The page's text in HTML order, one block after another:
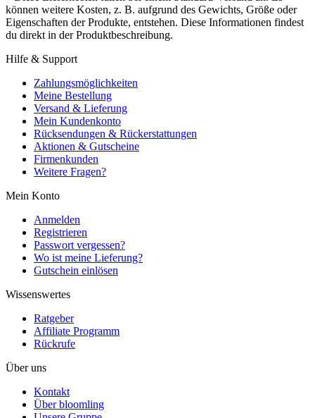
können weitere Kosten, z. B. aufgrund des Gewichts, Größe oder
Eigenschaften der Produkte, entstehen. Diese Informationen findest
du direkt in der Produktbeschreibung.
Hilfe & Support
Zahlungsmöglichkeiten
Meine Bestellung
Versand & Lieferung
Mein Kundenkonto
Rücksendungen & Rückerstattungen
Aktionen & Gutscheine
Firmenkunden
Weitere Fragen?
Mein Konto
Anmelden
Registrieren
Passwort vergessen?
Wo ist meine Lieferung?
Gutschein einlösen
Wissenswertes
Ratgeber
Affiliate Programm
Rückrufe
Über uns
Kontakt
Über bloomling